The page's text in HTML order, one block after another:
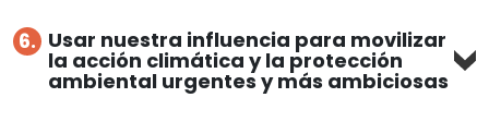
6. Usar nuestra influencia para movilizar
la acción climática y la protección
ambiental urgentes y más ambiciosas